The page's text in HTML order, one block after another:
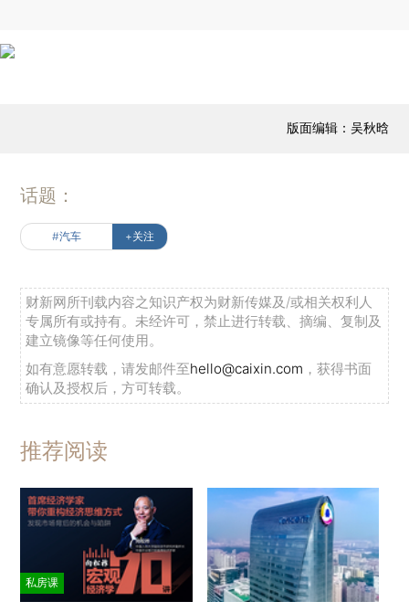
版面编辑：吴秋晗
话题：
#汽车 +关注
财新网所刊载内容之知识产权为财新传媒及/或相关权利人
专属所有或持有。未经许可，禁止进行转载、摘编、复制及
建立镜像等任何使用。
如有意愿转载，请发邮件至hello@caixin.com ，获得书面
确认及授权后，方可转载。
推荐阅读
私房课